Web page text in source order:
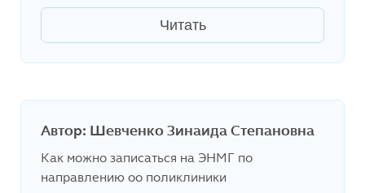
Читать
Автор: Шевченко Зинаида Степановна
Как можно записаться на ЭНМГ по
направлению оо поликлиники